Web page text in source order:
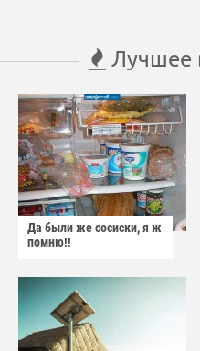
Лучшее
Да были же сосиски, я ж
помню!!